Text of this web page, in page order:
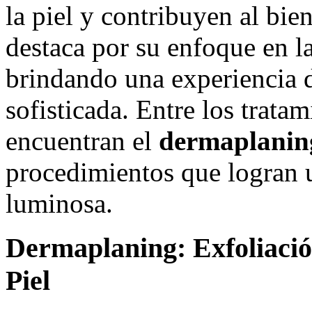
la piel y contribuyen al
destaca por su enfoque en
brindando una experiencia
sofisticada. Entre los
encuentran el
procedimientos que logran
luminosa.
Dermaplaning:
Piel